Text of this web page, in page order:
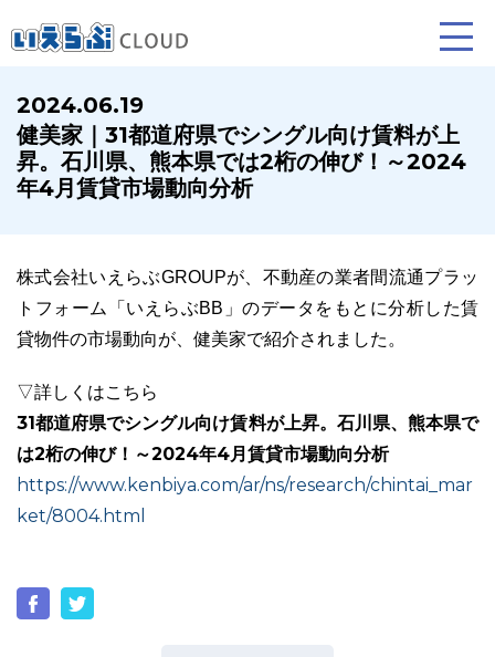
賃貸仲介
業務向け機能
売買仲介
業務向け機能
賃貸管理
ホームページ制作について プラン紹介･制作の流れ
2024.06.19
健美家｜31都道府県でシングル向け賃料が上
昇。石川県、熊本県では2桁の伸び！～2024
年4月賃貸市場動向分析
株式会社いえらぶGROUPが、不動産の業者間流通プラッ
トフォーム「いえらぶBB」のデータをもとに分析した賃
貸物件の市場動向が、健美家で紹介されました。
▽詳しくはこちら
31都道府県でシングル向け賃料が上昇。石川県、熊本県で
は2桁の伸び！～2024年4月賃貸市場動向分析
https://www.kenbiya.com/ar/ns/research/chintai_mar
ket/8004.html